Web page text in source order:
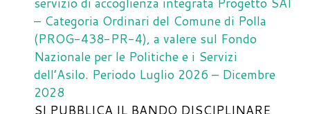
– Categoria Ordinari del Comune di Polla
(PROG-438-PR-4), a valere sul Fondo
Nazionale per le Politiche e i Servizi
dell’Asilo. Periodo Luglio 2026 – Dicembre
2028
SI PUBBLICA IL BANDO DISCIPLINARE